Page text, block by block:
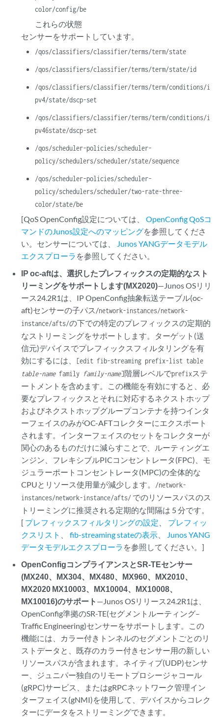
color/config/be
これらの状態
センサーをサポートしています。
/qos/classifiers/classifier/terms/term/state
/qos/classifiers/classifier/terms/term/state/id
/qos/classifiers/classifier/terms/term/conditions/i
pv4/state/dscp-set
/qos/classifiers/classifier/terms/term/conditions/i
pv46state/dscp-set
/qos/scheduler-policies/scheduler-
policy/schedulers/scheduler/state/sequence
/qos/scheduler-policies/scheduler-
policy/schedulers/scheduler/two-rate-three-
color/state/be
[QoS OpenConfig設定については、OpenConfig QoSコ
マンドのJunos設定へのマッピングを参照してくださ
い。センサーについては、 Junos YANGデータモデル
エクスプローラ を参照してください。
IP oc-aftは、選択したプレフィックスの定期的なスト
リーミングをサポートします(MX2020)—Junos OSリリ
ース24.2R1は、IP OpenConfig抽象転送テーブル(oc-
aft)センサーの子パス/network-instances/network-
instance/afts/の下での特定のプレフィックスの定期的
なストリーミングをサポートします。ターゲット(送
信元)デバイスでプレフィックスフィルタリングを有
効にするには、 [edit fib-streaming prefix-list table
table-namefamily family-name]階層レベルでprefixステ
ートメントを含めます。この機能を有効にすると、必
要なプレフィックスとそれに対応するネクストホップ
およびネクストホップグループコンテナを持つインタ
ーフェイスのみがOC-AFTコレクターにエクスポート
されます。インターフェイスのセットをコレクターが
関心のあるものだけに減らすことで、ルーティングエ
ンジン、フレキシブルPICコンセントレータ(FPC)、モ
ジュラーポートコンセントレータ(MPC)の全体的な
CPUとリソース使用量が減少します。 /network-
instances/network-instance/afts/ でのリソースパスのス
トリーミングに推奨される定期的な間隔は 5 分です。
[ プレフィックスフィルタリングの設定
プレフィッ
クスリスト
、fib-streaming stateの表示
Junos YANG
データモデルエクスプローラ を参照してください。]
OpenConfigコンプライアンスとSR-TEセンサー
(MX240、MX304、MX480、MX960、MX2010、
MX2020 MX10003、MX10004、MX10008、
MX10016)のサポート —Junos OSリリース24.2R1は、
OpenConfig準拠のSR-TE(セグメントルーティング–
Traffic Engineering)センサーをサポートします。この
機能には、カラー付きトンネルのセグメントごとのリ
ストデータと、既存のカラー付きセンサー用の新しい
リソースパスが含まれます。ネイティブ(UDP)センサ
ー、ジュニパー独自のリモートプロシージャコール
(gRPC)サービス、またはgRPCネットワーク管理イン
ターフェイス(gNMI)を使用して、デバイスからコレク
ターにデータをストリーミングできます。